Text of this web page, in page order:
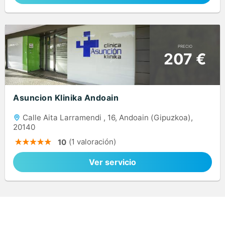
PRECIO
207 €
Asuncion Klinika Andoain
Calle Aita Larramendi , 16, Andoain (Gipuzkoa),
20140
10 (1 valoración)
Ver servicio